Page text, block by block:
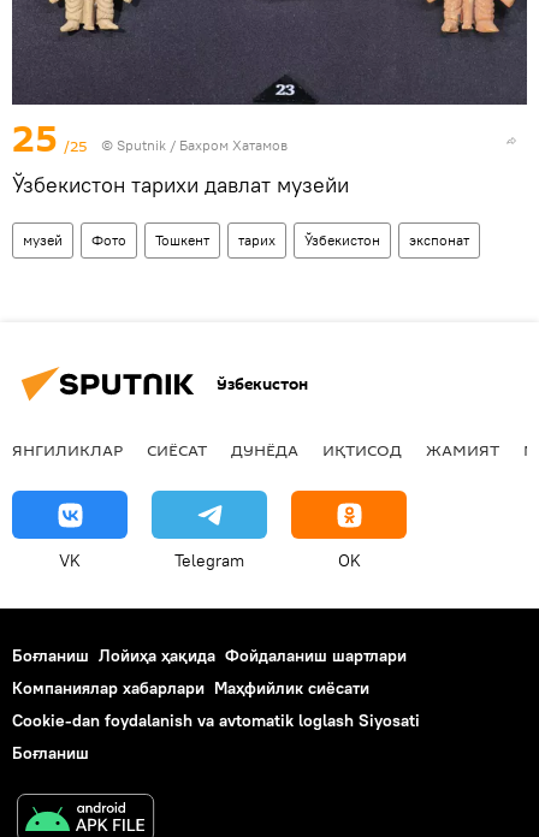
25 /25 © Sputnik / Бахром Хатамов
Ўзбекистон тарихи давлат музейи
музей Фото Тошкент тарих Ўзбекистон экспонат
Ўзбекистон
ЯНГИЛИКЛАР СИЁСАТ ДУНЁДА ИҚТИСОД ЖАМИЯТ
VK Telegram OK
Боғланиш Лойиҳа ҳақида Фойдаланиш шартлари
Компаниялар хабарлари Маҳфийлик сиёсати
Cookie-dan foydalanish va avtomatik loglash Siyosati
Боғланиш